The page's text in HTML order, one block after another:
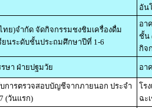
อัน
ทย)จำกัด จัดกิจกรรมชงชิมเครื่องดื่ม
ยนระดับชั้นประถมศึกษาปีที่ 1-6
อา
ชั้น
กิจ
ษา ฝ่ายปฐมวัย อา
บการตรวจสอบบัญชีจากภายนอก ประจำ
(วันแรก)
โร
ฉะ